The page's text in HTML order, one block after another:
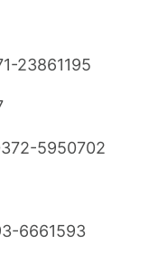
23861195
5950702
6661593